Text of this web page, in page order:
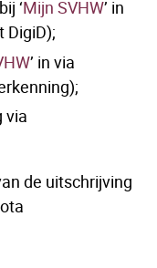
‘Mijn SVHW’ in
DigiD);
’ in via
via
de uitschrijving